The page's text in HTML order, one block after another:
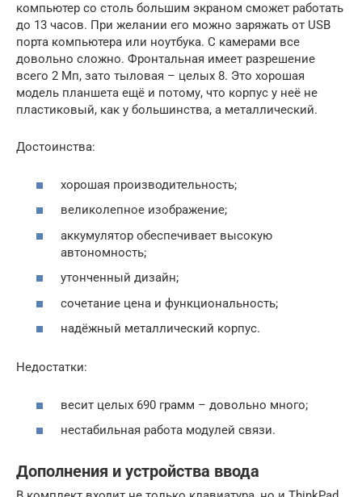
компьютер со столь большим экраном сможет работать
до 13 часов. При желании его можно заряжать от USB
порта компьютера или ноутбука. С камерами все
довольно сложно. Фронтальная имеет разрешение
всего 2 Мп, зато тыловая – целых 8. Это хорошая
модель планшета ещё и потому, что корпус у неё не
пластиковый, как у большинства, а металлический.
Достоинства:
хорошая производительность;
великолепное изображение;
аккумулятор обеспечивает высокую
автономность;
утонченный дизайн;
сочетание цена и функциональность;
надёжный металлический корпус.
Недостатки:
весит целых 690 грамм – довольно много;
нестабильная работа модулей связи.
Дополнения и устройства ввода